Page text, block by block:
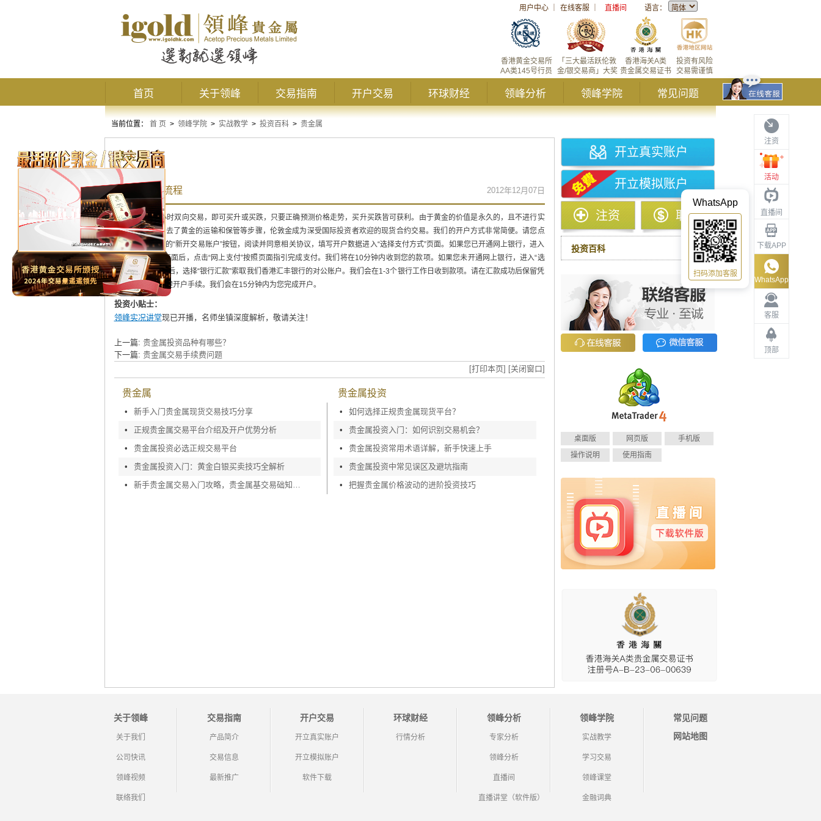
用户中心 在线客服 直播间 语言：
投资有风险
交易需谨慎
香港海关A类
贵金属交易证书
「三大最活跃伦敦
金/银交易商」大奖
香港黄金交易所
AA类145号行员
首页 关于领峰 交易指南 开户交易 环球财经 领峰分析 领峰学院 常见问题
注资
活动
直播间
下载APP
客服
顶部
WhatsApp
WhatsApp
扫码添加客服
当前位置： 首 页 > 领峰学院 > 实战教学 > 投资百科 > 贵金属
贵金属
贵金属开户流程 2012年12月07日
伦敦金可以24小时双向交易，即可买升或买跌，只要正确预测价格走势，买升买跌皆可获利。由于黄金的价值是永久的，且不进行实
物金的交收，省去了黄金的运输和保管等步骤，伦敦金成为深受国际投资者欢迎的现货合约交易。我们的开户方式非常简便。请您点
击网站任一页面的“新开交易账户”按钮，阅读并同意相关协议，填写开户数据进入“选择支付方式”页面。如果您已开通网上银行，进入
“选择支付方式”页面后，点击“网上支付”按照页面指引完成支付。我们将在10分钟内收到您的款项。如果您未开通网上银行，进入“选
择支付方式”页面后，选择“银行汇款”索取我们香港汇丰银行的对公账户。我们会在1-3个银行工作日收到款项。请在汇款成功后保留凭
证并联系我们办理开户手续。我们会在15分钟内为您完成开户。
投资小贴士：
领峰实况讲堂现已开播，名师坐镇深度解析，敬请关注！
上一篇: 贵金属投资品种有哪些？
下一篇: 贵金属交易手续费问题
[打印本页] [关闭窗口]
贵金属
•
新手入门贵金属现货交易技巧分享
•
正规贵金属交易平台介绍及开户优势分析
•
贵金属投资必选正规交易平台
•
贵金属投资入门：黄金白银买卖技巧全解析
•
新手贵金属交易入门攻略，贵金属基交易础知识深度剖析
贵金属投资
•
如何选择正规贵金属现货平台？
•
贵金属投资入门：如何识别交易机会？
•
贵金属投资常用术语详解，新手快速上手
•
贵金属投资中常见误区及避坑指南
•
把握贵金属价格波动的进阶投资技巧
开立真实账户
开立模拟账户
注资 取款
投资百科
桌面版 网页版
手机版
操作说明
使用指南
关于领峰
关于我们
公司快讯
领峰视频
联络我们
交易指南
产品简介
交易信息
最新推广
开户交易
开立真实账户
开立模拟账户
软件下载
环球财经
行情分析
领峰分析
专家分析
领峰分析
直播间
直播讲堂（软件版）
领峰学院
实战教学
学习交易
领峰课堂
金融词典
常见问题
网站地图